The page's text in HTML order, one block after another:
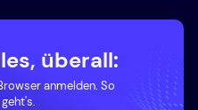
überall:
anmelden. So